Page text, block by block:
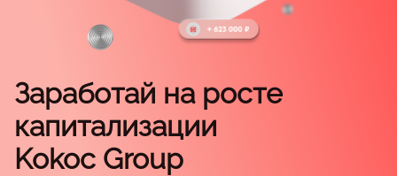
Заработай на росте
капитализации
Kokoc Group